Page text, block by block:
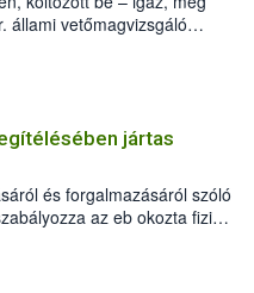
állami vetőmagvizsgáló
alatti, Czigler Győző által
jártas
és forgalmazásáról szóló
az eb okozta fizikai
felmerülő
eb tartását és annak